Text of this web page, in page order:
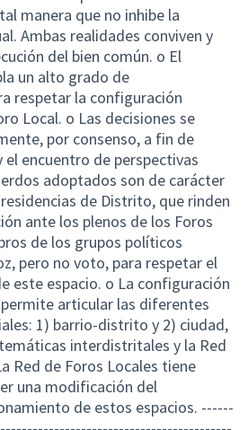
manera que no inhibe la
Ambas realidades conviven y
del bien común. o El
un alto grado de
respetar la configuración
Local. o Las decisiones se
por consenso, a fin de
encuentro de perspectivas
adoptados son de carácter
de Distrito, que rinden
ante los plenos de los Foros
de los grupos políticos
pero no voto, para respetar el
este espacio. o La configuración
articular las diferentes
1) barrio-distrito y 2) ciudad,
interdistritales y la Red
Red de Foros Locales tiene
una modificación del
de estos espacios. ------